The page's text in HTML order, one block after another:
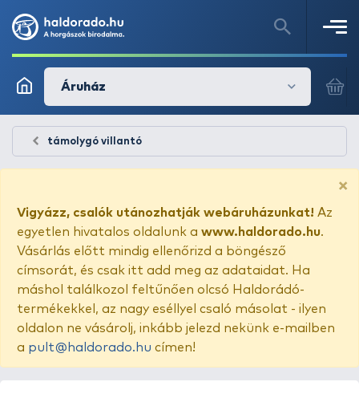
Áruház
támolygó villantó
×
Vigyázz, csalók utánozhatják webáruházunkat! Az
egyetlen hivatalos oldalunk a www.haldorado.hu.
Vásárlás előtt mindig ellenőrizd a böngésző
címsorát, és csak itt add meg az adataidat. Ha
máshol találkozol feltűnően olcsó Haldorádó-
termékekkel, az nagy eséllyel csaló másolat - ilyen
oldalon ne vásárolj, inkább jelezd nekünk e-mailben
a pult@haldorado.hu címen!